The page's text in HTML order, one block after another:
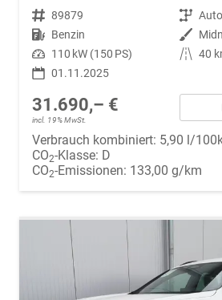
Fahrzeugnr. 89879 Getriebe
Kraftstoff Benzin Außenfarbe
Leistung 110 kW (150 PS) Kilometerstand 40
01.11.2025
31.690,– €
incl. 19% MwSt.
Verbrauch kombiniert: 5,90 l/
CO2-Klasse: D
CO2-Emissionen: 133,00 g/km